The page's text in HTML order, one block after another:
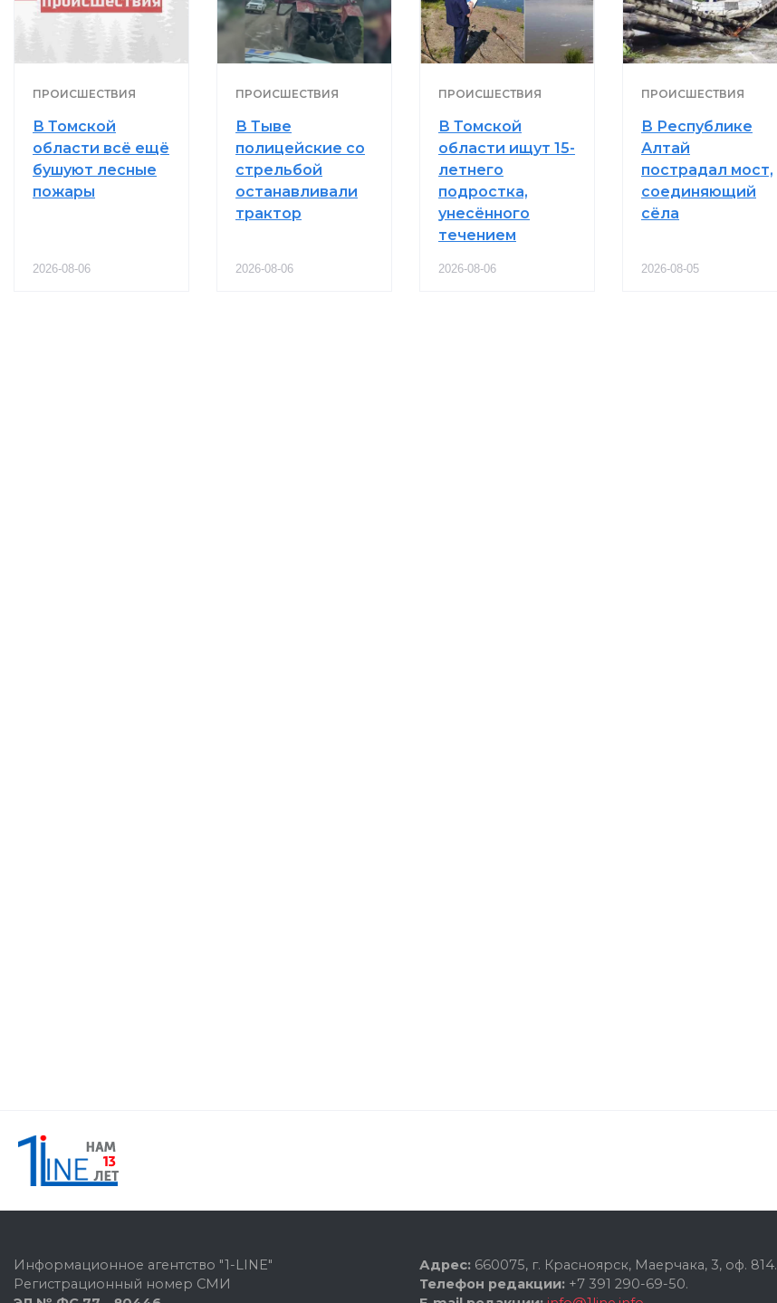
ПРОИСШЕСТВИЯ
В Томской
области всё ещё
бушуют лесные
пожары
2026-08-06
ПРОИСШЕСТВИЯ
В Тыве
полицейские со
стрельбой
останавливали
трактор
2026-08-06
ПРОИСШЕСТВИЯ
В Томской
области ищут 15-
летнего
подростка,
унесённого
течением
2026-08-06
ПРОИСШЕСТВИЯ
В Республике
Алтай
пострадал мост,
соединяющий
сёла
2026-08-05
Информационное агентство "1-LINE"
Регистрационный номер СМИ
Адрес: 660075, г. Красноярск, Маерчака, 3, оф. 814.
Телефон редакции: +7 391 290-69-50.